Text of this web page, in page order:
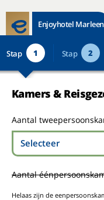
Enjoyhotel Marleen
Stap 1 Stap 2
Kamers &
Aantal
Selecteer
Aantal
Helaas zijn de